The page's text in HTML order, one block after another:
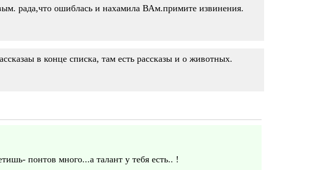
рада,что ошиблась и нахамила ВАм.примите извинения.
в конце списка, там есть рассказы и о животных.
понтов много...а талант у тебя есть.. !